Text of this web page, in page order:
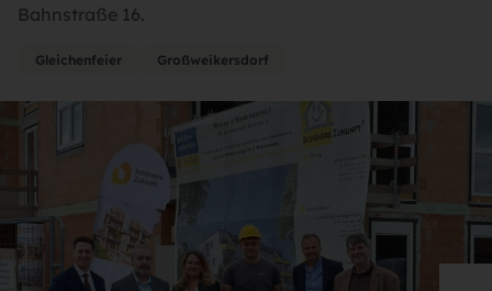
Bahnstraße 16.
Gleichenfeier Großweikersdorf